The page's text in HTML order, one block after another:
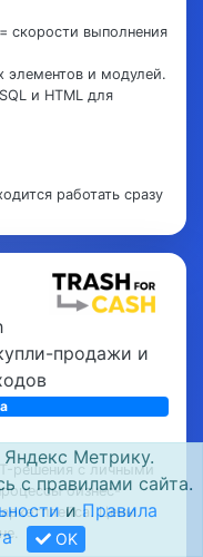
скорости выполнения
элементов и модулей.
и HTML для
работать сразу
для
проблема решиться с
Еще в "зону
отнести плохое
решений. Желаю
из отрасли.
продажи и
решения с личными
бизнес-
Цены
Метрику.
с правилами сайта.
иПравила
OK